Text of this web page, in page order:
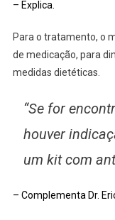
– Explica.
Para o tratamento, o
de medicação, para
medidas dietéticas.
“Se for
houver
um kit com
– Complementa Dr.